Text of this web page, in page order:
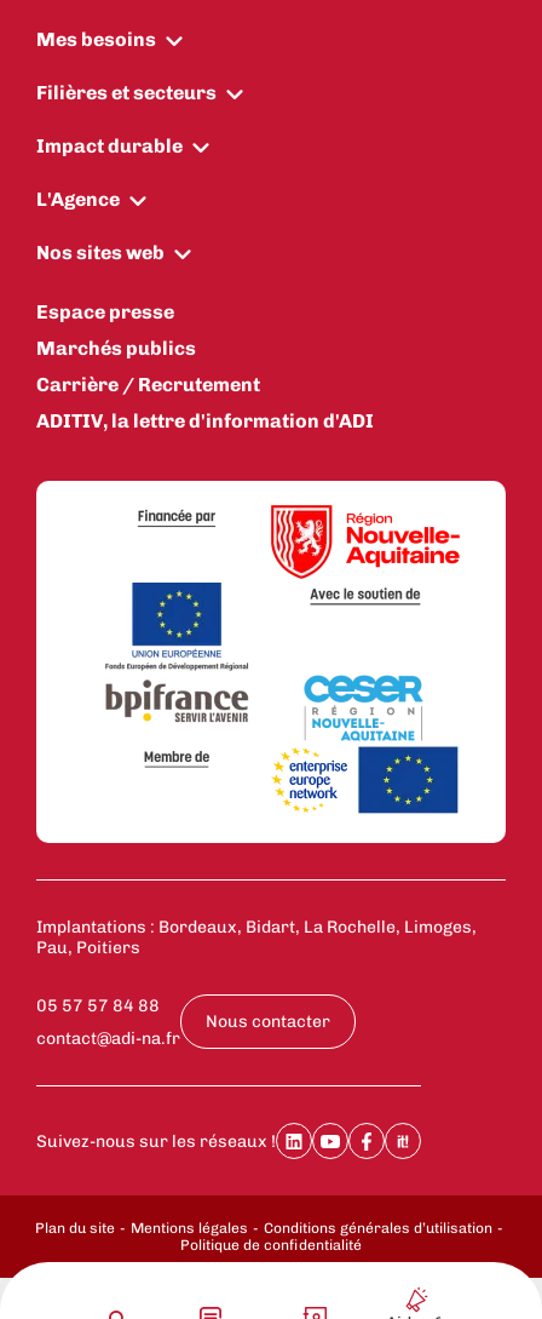
Mes besoins
Filières et secteurs
Impact durable
L'Agence
Nos sites web
Espace presse
Marchés publics
Carrière / Recrutement
ADITIV, la lettre d'information d'ADI
Implantations : Bordeaux, Bidart, La Rochelle, Limoges,
Pau, Poitiers
05 57 57 84 88
contact@adi-na.fr
Nous contacter
Suivez-nous sur les réseaux !
Plan du site Mentions légales
Conditions générales d’utilisation
Politique de confidentialité